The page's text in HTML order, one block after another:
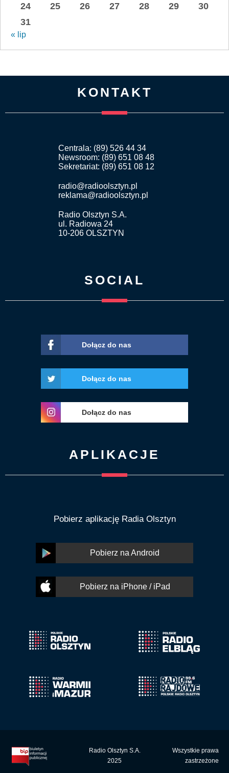
24
25 26 27 28 29
30
31
« lip
KONTAKT
Centrala: (89) 526 44 34
Newsroom: (89) 651 08 48
Sekretariat: (89) 651 08 12
radio@radioolsztyn.pl
reklama@radioolsztyn.pl
Radio Olsztyn S.A.
ul. Radiowa 24
10-206 OLSZTYN
SOCIAL
Dołącz do nas
Dołącz do nas
Dołącz do nas
APLIKACJE
Pobierz aplikację Radia Olsztyn
Pobierz na Android
Pobierz na iPhone / iPad
Radio Olsztyn S.A.
2025
Wszystkie prawa
zastrzeżone